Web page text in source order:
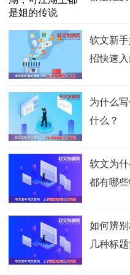
软文新
招快速入
为什么
什么？
软文为
都有哪些
如何辨
几种标